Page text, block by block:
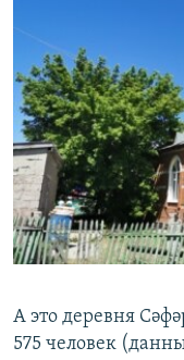
А это деревня
575 человек